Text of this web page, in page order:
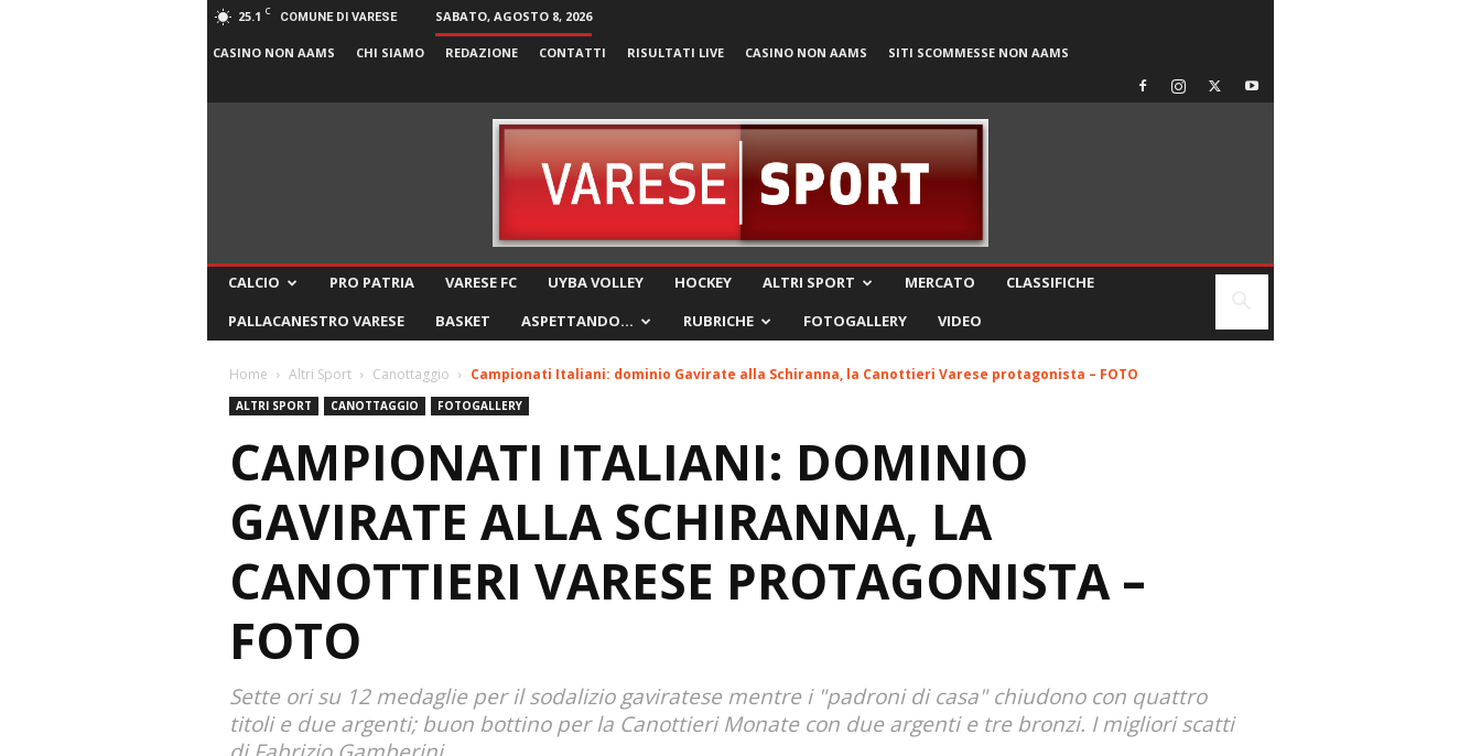
25.1 C COMUNE DI VARESE SABATO, AGOSTO 8, 2026
CASINO NON AAMS CHI SIAMO REDAZIONE CONTATTI RISULTATI LIVE CASINO NON AAMS SITI SCOMMESSE NON AAMS
CALCIO PRO PATRIA VARESE FC UYBA VOLLEY HOCKEY ALTRI SPORT MERCATO
CLASSIFICHE
PALLACANESTRO VARESE
BASKET ASPETTANDO… RUBRICHE FOTOGALLERY VIDEO
Home Altri Sport Canottaggio Campionati Italiani: dominio Gavirate alla Schiranna, la Canottieri Varese protagonista – FOTO
ALTRI SPORT CANOTTAGGIO FOTOGALLERY
CAMPIONATI ITALIANI: DOMINIO
GAVIRATE ALLA SCHIRANNA, LA
CANOTTIERI VARESE PROTAGONISTA –
FOTO
Sette ori su 12 medaglie per il sodalizio gaviratese mentre i "padroni di casa" chiudono con quattro
titoli e due argenti; buon bottino per la Canottieri Monate con due argenti e tre bronzi. I migliori scatti